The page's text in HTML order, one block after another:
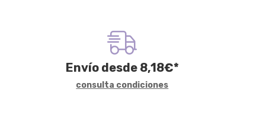
Envío desde 8,18€*
consulta condiciones